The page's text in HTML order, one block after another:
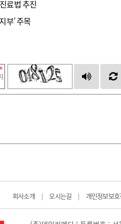
료법 추진
부’ 주목
회사소개 | 오시는길 | 개인정보보